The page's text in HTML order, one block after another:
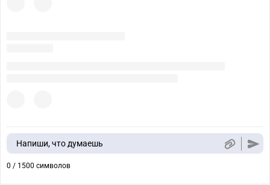
Напиши, что думаешь
0 / 1500 символов